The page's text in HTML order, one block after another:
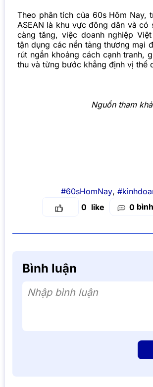
Theo phân tích của 60s Hôm Nay,
ASEAN là khu vực đông dân và có
càng tăng, việc doanh nghiệp
tận dụng các nền tảng thương mại
rút ngắn khoảng cách cạnh tranh,
thu và từng bước khẳng định vị thế
Nguồn tham
#60sHomNay,
0
0
Bình luận
Nhập bình luận